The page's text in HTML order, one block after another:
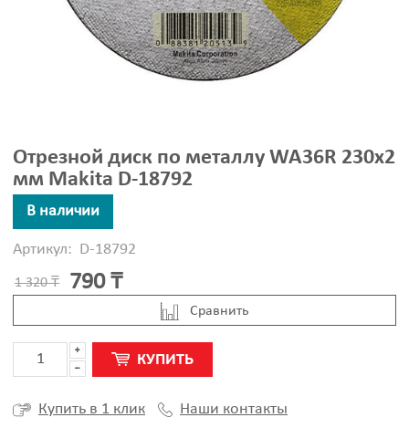
Отрезной диск по металлу WA36R 230x2
мм Makita D-18792
В наличии
Артикул: D-18792
1 320 ₸ 790 ₸
Cравнить
КУПИТЬ
Купить в 1 клик Наши контакты